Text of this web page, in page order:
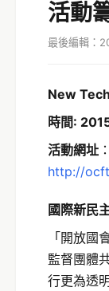
活動
最後編輯：
New
時間:
活動網址 ：
http://
國際新民
「開放國
監督團體
行更為透